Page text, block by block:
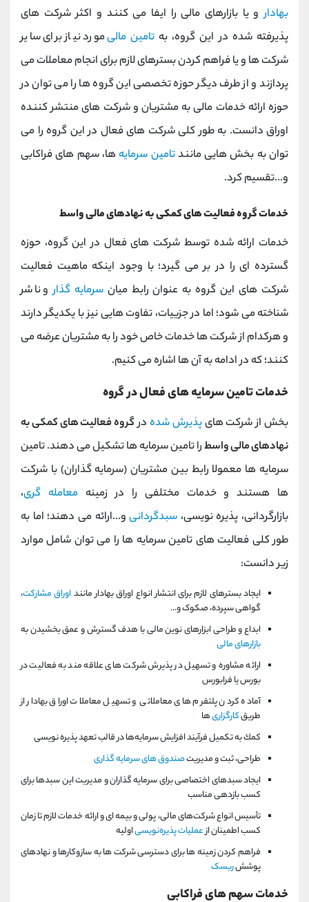
بهادارو یا بازارهای مالی را ایفا می کنند و اکثر شرکت های
پذیرفته شده در این گروه، بهتامین مالیمورد نیاز برای سایر
شرکت ها و یا فراهم کردن بسترهای لازم برای انجام معاملات می
پردازند و از طرف دیگر حوزه تخصصی این گروه ها را می توان در
حوزه ارائه خدمات مالی به مشتریان و شرکت های منتشر کننده
اوراق دانست. به طور کلی شرکت های فعال در این گروه را می
توان به بخش هایی مانندتامین سرمایه ها، سهم های فراکابی
و...تقسیم کرد.
خدمات گروه فعالیت های کمکی به نهادهای مالی واسط
خدمات ارائه شده توسط شرکت های فعال در این گروه، حوزه
گسترده ای را در بر می گیرد؛ با وجود اینکه ماهیت فعالیت
شرکت های این گروه به عنوان رابط میانسرمایه گذارو ناشر
شناخته می شود؛ اما در جزییات، تفاوت هایی نیز با یکدیگر دارند
و هرکدام از شرکت ها خدمات خاص خود را به مشتریان عرضه می
کنند؛ که در ادامه به آن ها اشاره می کنیم.
خدمات تامین سرمایه های فعال در گروه
بخش از شرکت هایپذیرش شده درگروه فعالیت های کمکی به
نهادهای مالی واسطرا تامین سرمایه ها تشکیل می دهند. تامین
سرمایه ها معمولا رابط بین مشتریان (سرمایه گذاران) با شرکت
ها هستند و خدمات مختلفی را در زمینهمعامله گری،
بازارگردانی، پذیره نویسی، سبدگردانیو...ارائه می دهند؛ اما به
طور کلی فعالیت های تامین سرمایه ها را می توان شامل موارد
زیر دانست:
ایجاد بسترهای لازم برای انتشار انواع اوراق بهادار ماننداوراق مشارکت،
گواهی سپرده، صکوک و...
ابداع و طراحی ابزارهای نوین مالی با هدف گسترش و عمق بخشیدن به
بازارهای مالی
ارائه مشاوره و تسهیل در پذیرش شرکت های علاقه مند به فعالیت در
بورس یا فرابورس
آماده کردن پلتفرم های معاملاتی و تسهیل معاملات اوراق بهادار از
طریقکارگزاریها
كمك به تكمیل فرآیند افزایش سرمایه‌ها در قالب تعهد پذیره نویسی
طراحی، ثبت و مدیریتصندوق های سرمایه گذاری
ایجاد سبدهای اختصاصی برای سرمایه گذاران و مدیریت این سبدها برای
کسب بازدهی مناسب
تأسیس انواع شركت‌های مالی، پولی و بیمه ای و ارائه خدمات لازم تا زمان
کسب اطمینان ازعملیات پذیره‌نویسیاولیه
فراهم کردن زمینه ها برای دسترسی شرکت ها به سازوکارها و نهادهای
پوششریسک
خدمات سهم های فراکابی